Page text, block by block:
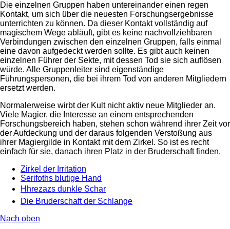
Die einzelnen Gruppen haben untereinander einen regen
Kontakt, um sich über die neuesten Forschungsergebnisse
unterrichten zu können. Da dieser Kontakt vollständig auf
magischem Wege abläuft, gibt es keine nachvollziehbaren
Verbindungen zwischen den einzelnen Gruppen, falls einmal
eine davon aufgedeckt werden sollte. Es gibt auch keinen
einzelnen Führer der Sekte, mit dessen Tod sie sich auflösen
würde. Alle Gruppenleiter sind eigenständige
Führungspersonen, die bei ihrem Tod von anderen Mitgliedern
ersetzt werden.
Normalerweise wirbt der Kult nicht aktiv neue Mitglieder an.
Viele Magier, die Interesse an einem entsprechenden
Forschungsbereich haben, stehen schon während ihrer Zeit vor
der Aufdeckung und der daraus folgenden Verstoßung aus
ihrer Magiergilde in Kontakt mit dem Zirkel. So ist es recht
einfach für sie, danach ihren Platz in der Bruderschaft finden.
Zirkel der Irritation
Serifoths blutige Hand
Hhrezazs dunkle Schar
Die Bruderschaft der Schlange
Nach oben